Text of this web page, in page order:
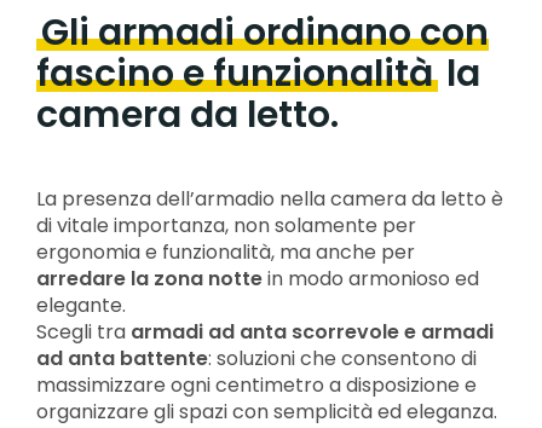
Gli armadi ordinano con
fascino e funzionalità la
camera da letto.
La presenza dell’armadio nella camera da letto è
di vitale importanza, non solamente per
ergonomia e funzionalità, ma anche per
arredare la zona nottein modo armonioso ed
elegante.
Scegli tra armadi ad anta scorrevole e armadi
ad anta battente: soluzioni che consentono di
massimizzare ogni centimetro a disposizione e
organizzare gli spazi con semplicità ed eleganza.